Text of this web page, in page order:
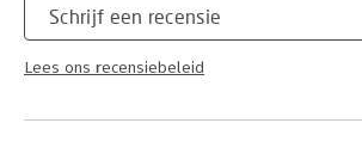
Schrijf een recensie
Lees ons recensiebeleid